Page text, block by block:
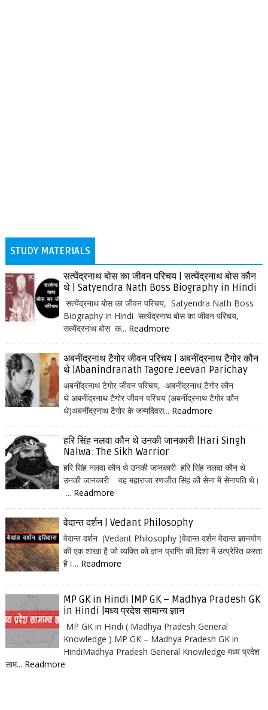
STUDY MATERIALS
सत्येंद्रनाथ बोस का जीवन परिचय | सत्येंद्रनाथ बोस कौन
थे | Satyendra Nath Boss Biography in Hindi
सत्येंद्रनाथ बोस का जीवन परिचय, Satyendra Nath Boss
Biography in Hindi सत्येंद्रनाथ बोस का जीवन परिचय,
सत्येंद्रनाथ बोस क... Readmore
अबनींद्रनाथ टैगोर जीवन परिचय | अबनींद्रनाथ टैगोर कौन
थे |Abanindranath Tagore Jeevan Parichay
अबनींद्रनाथ टैगोर जीवन परिचय, अबनींद्रनाथ टैगोर कौन
थे अबनींद्रनाथ टैगोर जीवन परिचय (अबनींद्रनाथ टैगोर कौन
थे)अबनींद्रनाथ टैगोर के जन्मदिवस... Readmore
हरि सिंह नलवा कौन थे उनकी जानकारी |Hari Singh
Nalwa: The Sikh Warrior
हरि सिंह नलवा कौन थे उनकी जानकारी हरि सिंह नलवा कौन थे
उनकी जानकारी वह महाराजा रणजीत सिंह की सेना में सेनापति थे।
... Readmore
वेदान्त दर्शन | Vedant Philosophy
वेदान्त दर्शन (Vedant Philosophy )वेदान्त दर्शन वेदान्त ज्ञानयोग
की एक शाखा है जो व्यक्ति को ज्ञान प्राप्ति की दिशा में उत्प्रेरित करता
है।... Readmore
MP GK in Hindi |MP GK – Madhya Pradesh GK
in Hindi |मध्य प्रदेश सामान्य ज्ञान
MP GK in Hindi ( Madhya Pradesh General
Knowledge ) MP GK – Madhya Pradesh GK in
HindiMadhya Pradesh General Knowledge मध्य प्रदेश
साम... Readmore